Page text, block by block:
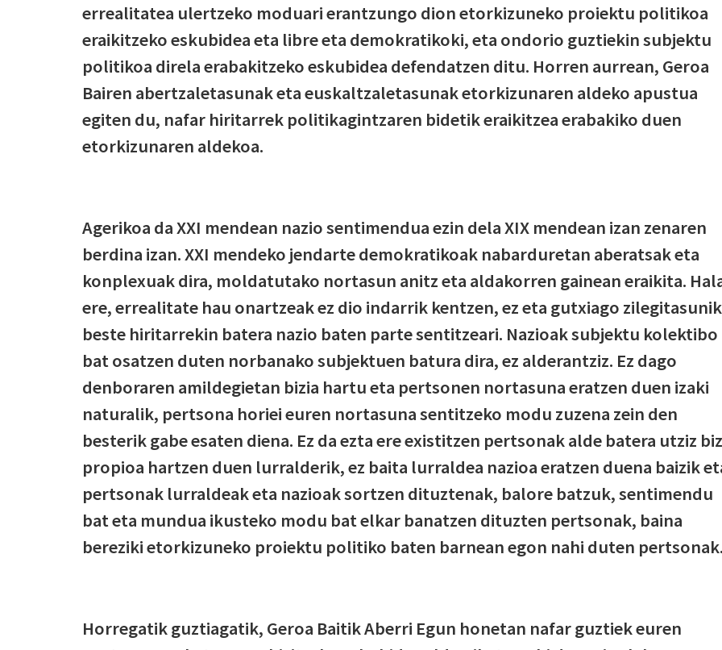
errealitatea ulertzeko moduari erantzungo dion etorkizuneko proiektu politikoa
eraikitzeko eskubidea eta libre eta demokratikoki, eta ondorio guztiekin subjektu
politikoa direla erabakitzeko eskubidea defendatzen ditu. Horren aurrean, Geroa
Bairen abertzaletasunak eta euskaltzaletasunak etorkizunaren aldeko apustua
egiten du, nafar hiritarrek politikagintzaren bidetik eraikitzea erabakiko duen
etorkizunaren aldekoa.
Agerikoa da XXI mendean nazio sentimendua ezin dela XIX mendean izan zenaren
berdina izan. XXI mendeko jendarte demokratikoak nabarduretan aberatsak eta
konplexuak dira, moldatutako nortasun anitz eta aldakorren gainean eraikita.
ere, errealitate hau onartzeak ez dio indarrik kentzen, ez eta gutxiago
beste hiritarrekin batera nazio baten parte sentitzeari. Nazioak subjektu kolektibo
bat osatzen duten norbanako subjektuen batura dira, ez alderantziz. Ez dago
denboraren amildegietan bizia hartu eta pertsonen nortasuna eratzen duen izaki
naturalik, pertsona horiei euren nortasuna sentitzeko modu zuzena zein den
besterik gabe esaten diena. Ez da ezta ere existitzen pertsonak alde batera utziz
propioa hartzen duen lurralderik, ez baita lurraldea nazioa eratzen duena baizik
pertsonak lurraldeak eta nazioak sortzen dituztenak, balore batzuk, sentimendu
bat eta mundua ikusteko modu bat elkar banatzen dituzten pertsonak, baina
bereziki etorkizuneko proiektu politiko baten barnean egon nahi duten pertsonak.
Horregatik guztiagatik, Geroa Baitik Aberri Egun honetan nafar guztiek euren